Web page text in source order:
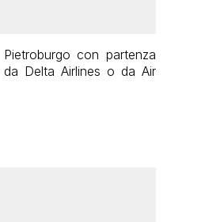
con partenza
Delta Airlines o da Air